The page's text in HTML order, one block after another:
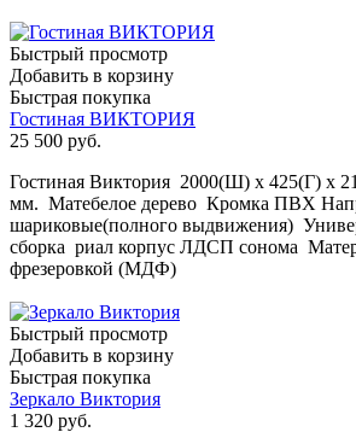
Быстрый просмотр
Добавить в корзину
Быстрая покупка
Гостиная ВИКТОРИЯ
25 500 руб.
Гостиная Виктория 2000(Ш) х 425(Г) х
мм. Матебелое дерево Кромка ПВХ
шариковые(полного выдвижения)
сборка риал корпус ЛДСП сонома
фрезеровкой (МДФ)
Быстрый просмотр
Добавить в корзину
Быстрая покупка
Зеркало Виктория
1 320 руб.